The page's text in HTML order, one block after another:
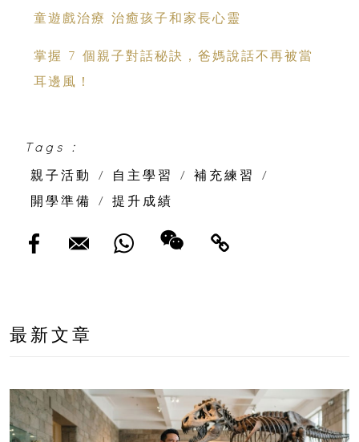
童遊戲治療 治癒孩子和家長心靈
掌握 7 個親子對話秘訣，爸媽說話不再被當
耳邊風！
Tags :
親子活動
/ 自主學習 / 補充練習
/
開學準備
/ 提升成績
最新文章